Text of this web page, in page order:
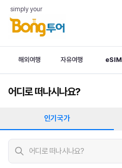
simply your
해외여행 자유여행 eSIM
어디로 떠나시나요?
인기국가